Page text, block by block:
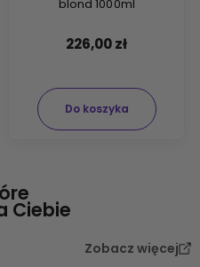
blond 1000ml
226,00 zł
Do koszyka
Ciebie
Zobacz więcej